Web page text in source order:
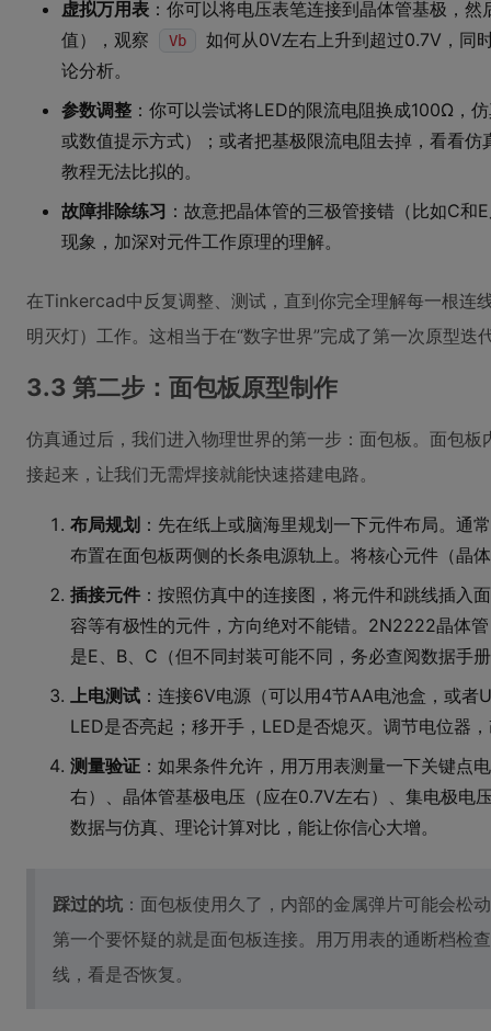
虚拟万用表 ：你可以将电压表笔连接到晶体管基极，
值），观察
Vb
如何从0V左右上升到超过0.7V，同
论分析。
参数调整 ：你可以尝试将LED的限流电阻换成100Ω，
或数值提示方式）；或者把基极限流电阻去掉，看看
教程无法比拟的。
故障排除练习 ：故意把晶体管的三极管接错（比如C
现象，加深对元件工作原理的理解。
在Tinkercad中反复调整、测试，直到你完全理解每一根连
明灭灯）工作。这相当于在“数字世界”完成了第一次原型迭
3.3 第二步：面包板原型制作
仿真通过后，我们进入物理世界的第一步：面包板。面包
接起来，让我们无需焊接就能快速搭建电路。
布局规划 ：先在纸上或脑海里规划一下元件布局。通
布置在面包板两侧的长条电源轨上。将核心元件（晶
插接元件 ：按照仿真中的连接图，将元件和跳线插入
容等有极性的元件，方向绝对不能错。2N2222晶体
是E、B、C（但不同封装可能不同，务必查阅数据手
上电测试 ：连接6V电源（可以用4节AA电池盒，或
LED是否亮起；移开手，LED是否熄灭。调节电位器
测量验证 ：如果条件允许，用万用表测量一下关键点
右）、晶体管基极电压（应在0.7V左右）、集电极电
数据与仿真、理论计算对比，能让你信心大增。
踩过的坑 ：面包板使用久了，内部的金属弹片可能会松
第一个要怀疑的就是面包板连接。用万用表的通断档检
线，看是否恢复。